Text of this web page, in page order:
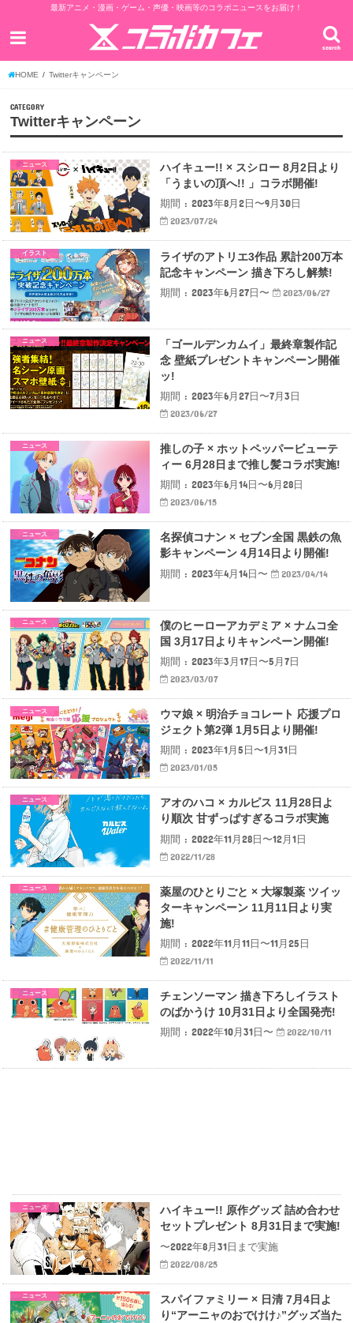
最新アニメ・漫画・ゲーム・声優・映画等のコラボニュースをお届け！
search
HOME Twitterキャンペーン
CATEGORY
Twitterキャンペーン
ニュース
ハイキュー!! × スシロー 8月2日より
「うまいの頂へ!! 」コラボ開催!
期間 : 2023年8月2日〜9月30日
2023/07/24
イラスト
ライザのアトリエ3作品 累計200万本
記念キャンペーン 描き下ろし解禁!
期間 : 2023年6月27日〜
2023/06/27
ニュース
「ゴールデンカムイ」最終章製作記
念 壁紙プレゼントキャンペーン開催
ッ!
期間 : 2023年6月27日〜7月3日
2023/06/27
ニュース
推しの子 × ホットペッパービューテ
ィー 6月28日まで推し髪コラボ実施!
期間 : 2023年6月14日〜6月28日
2023/06/15
ニュース
名探偵コナン × セブン全国 黒鉄の魚
影キャンペーン 4月14日より開催!
期間 : 2023年4月14日〜
2023/04/14
ニュース
僕のヒーローアカデミア × ナムコ全
国 3月17日よりキャンペーン開催!
期間 : 2023年3月17日〜5月7日
2023/03/07
ニュース
ウマ娘 × 明治チョコレート 応援プロ
ジェクト第2弾 1月5日より開催!
期間 : 2023年1月5日〜1月31日
2023/01/05
ニュース
アオのハコ × カルピス 11月28日よ
り順次 甘ずっぱすぎるコラボ実施
期間 : 2022年11月28日〜12月1日
2022/11/28
ニュース
薬屋のひとりごと × 大塚製薬 ツイッ
ターキャンペーン 11月11日より実
施!
期間 : 2022年11月11日〜11月25日
2022/11/11
ニュース
チェンソーマン 描き下ろしイラスト
のばかうけ 10月31日より全国発売!
期間 : 2022年10月31日〜
2022/10/11
ニュース
ハイキュー!! 原作グッズ 詰め合わせ
セットプレゼント 8月31日まで実施!
〜2022年8月31日まで実施
2022/08/25
ニュース
スパイファミリー × 日清 7月4日よ
り“アーニャのおでけけ♪”グッズ当た